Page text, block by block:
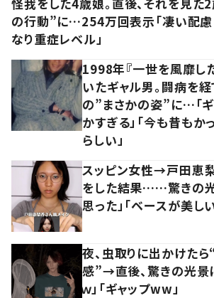
の行動”に…254万回表示「凄い配慮（
なり重症レベル」
1998年『一世を風靡し
いたギャル男。闘病を
の”まさかの姿”に…「ギ
かすぎる」「今も昔もか
らしい」
スッピン女性→戸田恵
をした結果……驚きの光
思った」「ベースが美しい
夜、虫取りに出かけた
感”→直後、驚きの光景
ｗ」「ギャップww」